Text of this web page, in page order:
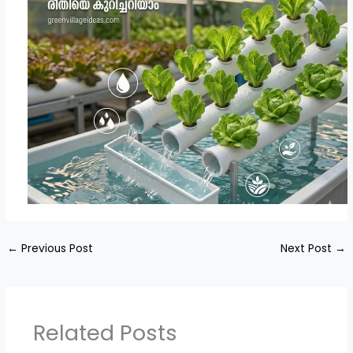
← Previous Post Next Post →
Related Posts